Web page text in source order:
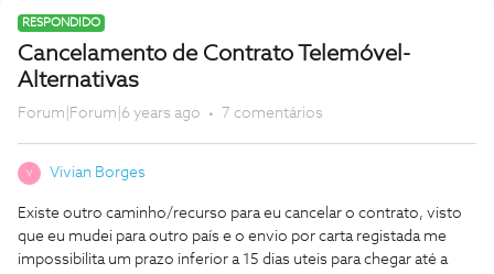
RESPONDIDO
Cancelamento de Contrato Telemóvel-
Alternativas
Forum|Forum|6 years ago 7 comentários
V Vivian Borges
Existe outro caminho/recurso para eu cancelar o contrato, visto
que eu mudei para outro país e o envio por carta registada me
impossibilita um prazo inferior a 15 dias uteis para chegar até a